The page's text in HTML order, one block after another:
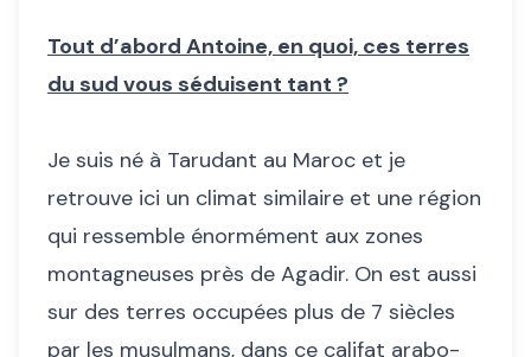
Tout d’abord Antoine, en quoi, ces terres
du sud vous séduisent tant ?
Je suis né à Tarudant au Maroc et je
retrouve ici un climat similaire et une région
qui ressemble énormément aux zones
montagneuses près de Agadir. On est aussi
sur des terres occupées plus de 7 siècles
par les musulmans, dans ce califat arabo-